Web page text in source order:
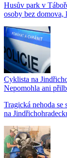
Husův park v
osoby bez domova,
Cyklista na
Nepomohla ani
Tragická nehoda
na